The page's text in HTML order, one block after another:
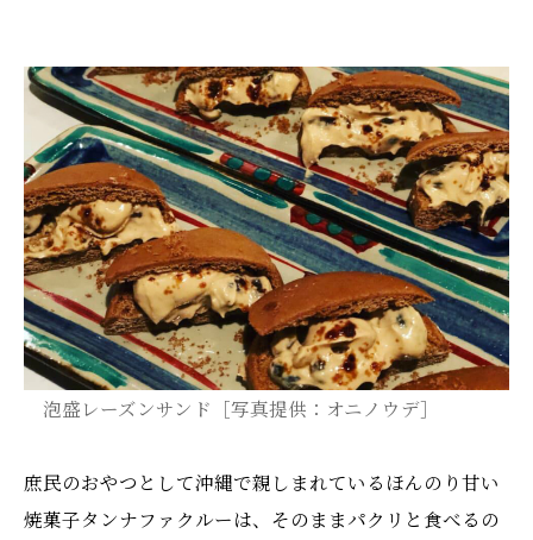
泡盛レーズンサンド［写真提供：オニノウデ］
庶民のおやつとして沖縄で親しまれているほんのり甘い
焼菓子タンナファクルーは、そのままパクリと食べるの